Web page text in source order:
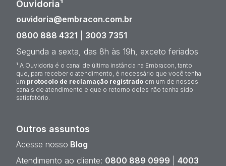
Ouvidoria¹
ouvidoria@embracon.com.br
0800 888 4321
3003 7351
Segunda a sexta, das 8h às 19h, exceto feriados
¹ A Ouvidoria é o canal de última instância na Embracon, tanto
que, para receber o atendimento, é necessário que você tenha
um protocolo de reclamação registrado em um de nossos
canais de atendimento e que o retorno deles não tenha sido
satisfatório.
Outros assuntos
Acesse nosso Blog
Atendimento ao cliente: 0800 889 0999 4003